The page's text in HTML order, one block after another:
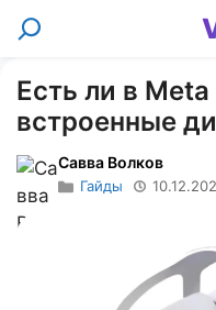
Перейти
Поиск
Есть ли в
встроенные
Савва Волков
Гайды